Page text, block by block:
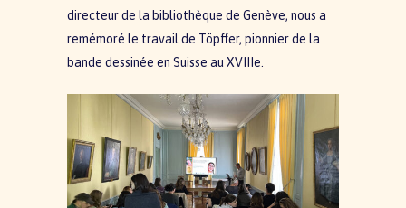
directeur de la bibliothèque de Genève, nous a
remémoré le travail de Töpffer, pionnier de la
bande dessinée en Suisse au XVIIIe.